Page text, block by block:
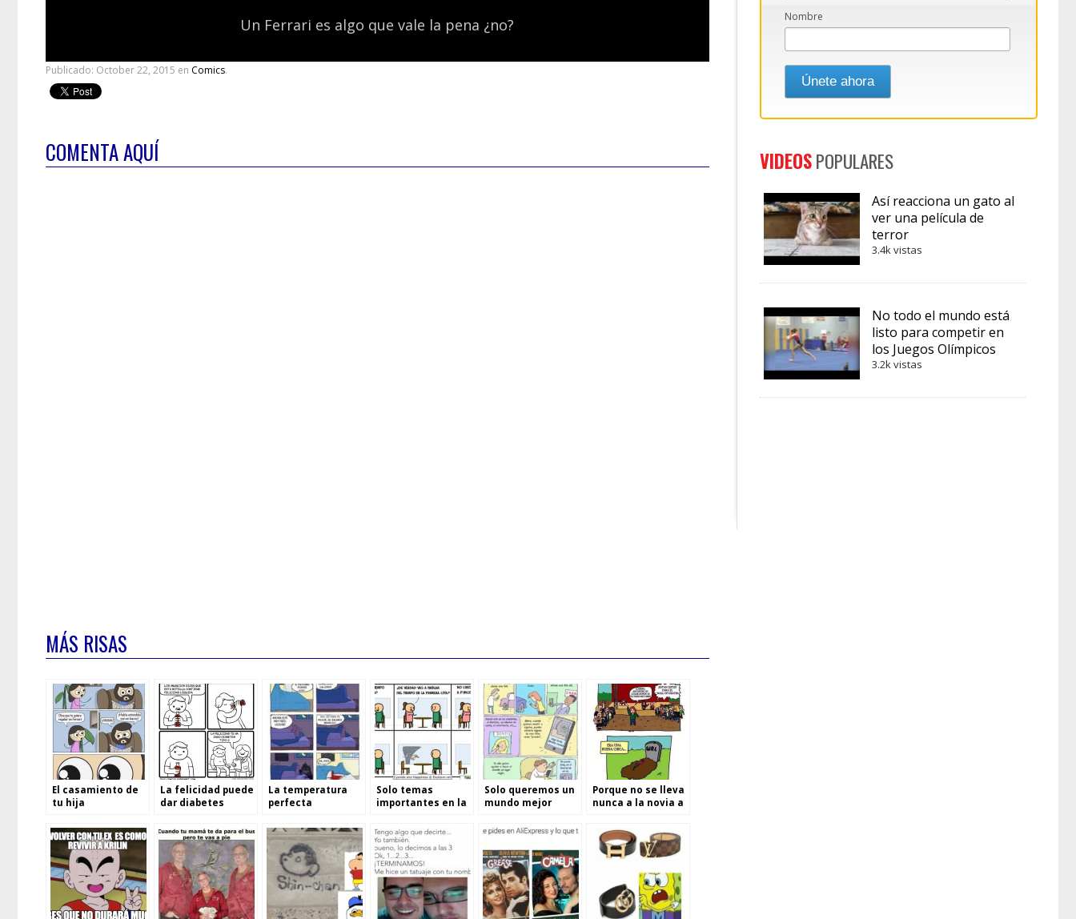
Un Ferrari es algo que vale la pena ¿no?
Publicado: October 22, 2015 en Comics.
COMENTA AQUÍ
MÁS RISAS
El casamiento de
tu hija
La felicidad puede
dar diabetes
La temperatura
perfecta
Solo temas
importantes en la
Solo queremos un
mundo mejor
Porque no se lleva
nunca a la novia a
rock pesado
Nombre
VIDEOSPOPULARES
Así reacciona un gato al
ver una película de
terror
3.4k vistas
No todo el mundo está
listo para competir en
los Juegos Olímpicos
3.2k vistas